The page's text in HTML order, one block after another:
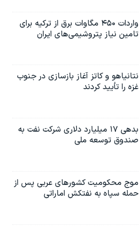
واردات ۴۵۰ مگاوات برق از ترکیه برای
تامین نیاز پتروشیمی‌های ایران
نتانیاهو و کاتز آغاز بازسازی در جنوب
غزه را تأیید کردند
بدهی ۱۷ میلیارد دلاری شرکت نفت به
صندوق توسعه ملی
موج محکومیت کشورهای عربی پس از
حمله سپاه به نفتکش اماراتی